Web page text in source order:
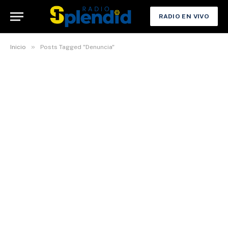
RADIO EN VIVO
Inicio » Posts Tagged "Denuncia"